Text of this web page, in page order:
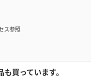
ス参照
買っています。